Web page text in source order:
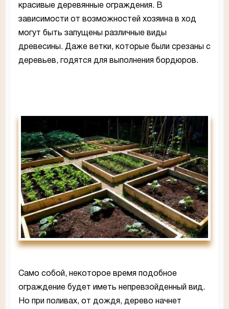
красивые деревянные ограждения. В
зависимости от возможностей хозяина в ход
могут быть запущены различные виды
древесины. Даже ветки, которые были срезаны с
деревьев, годятся для выполнения бордюров.
Само собой, некоторое время подобное
ограждение будет иметь непревзойденный вид.
Но при поливах, от дождя, дерево начнет